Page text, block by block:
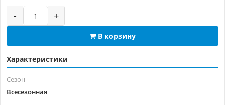
- +
В корзину
Характеристики
Сезон
Всесезонная